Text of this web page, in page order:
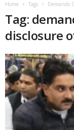
Home Tags Demands
Tag:
disclosure